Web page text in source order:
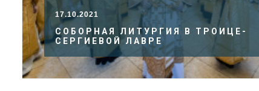
17.10.2021
СОБОРНАЯ ЛИТУРГИЯ В ТРОИЦЕ-
СЕРГИЕВОЙ ЛАВРЕ